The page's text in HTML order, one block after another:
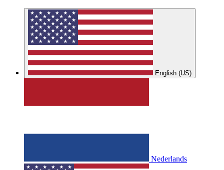
English (US)
Nederlands